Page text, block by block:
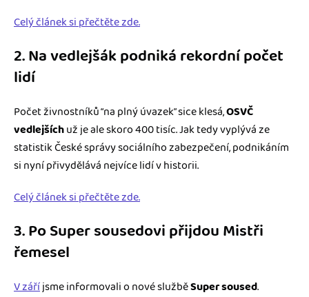
Celý článek si přečtěte zde.
2. Na vedlejšák podniká rekordní počet
lidí
Počet živnostníků “na plný úvazek” sice klesá,OSVČ
vedlejšíchuž je ale skoro 400 tisíc. Jak tedy vyplývá ze
statistik České správy sociálního zabezpečení, podnikáním
si nyní přivydělává nejvíce lidí v historii.
Celý článek si přečtěte zde.
3. Po Super sousedovi přijdou Mistři
řemesel
V záříjsme informovali o nové služběSuper soused.